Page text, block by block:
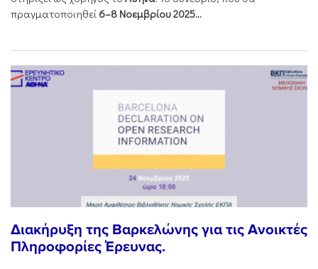
πραγματοποιηθεί 6–8 Νοεμβρίου 2025...
Διακήρυξη της Βαρκελώνης για τις Ανοικτές
Πληροφορίες Έρευνας.